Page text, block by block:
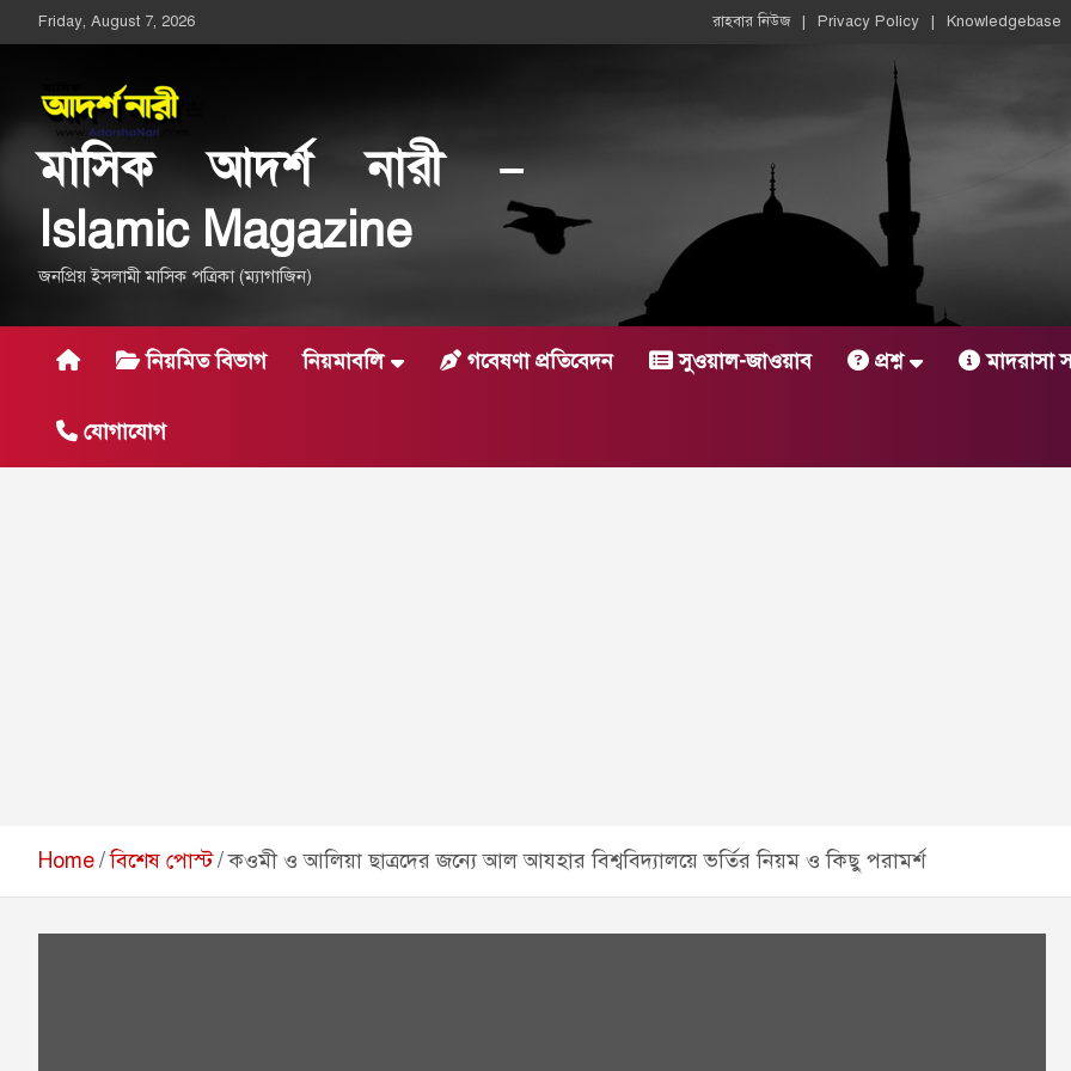
Skip
to
Friday, August 7, 2026 রাহবার নিউজ Privacy Policy Knowledgebase
মাসিক আদর্শ নারী –
Islamic Magazine
জনপ্রিয় ইসলামী মাসিক পত্রিকা (ম্যাগাজিন)
নিয়মিত বিভাগ নিয়মাবলি গবেষণা প্রতিবেদন সুওয়াল-জাওয়াব প্রশ্ন মাদরাসা
যোগাযোগ
Home বিশেষ পোস্ট কওমী ও আলিয়া ছাত্রদের জন্যে আল আযহার বিশ্ববিদ্যালয়ে ভর্তির নিয়ম ও কিছু পরামর্শ